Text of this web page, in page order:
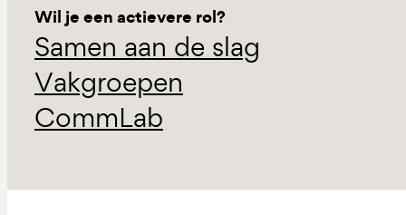
Wil je een actievere rol?
Samen aan de slag
Vakgroepen
CommLab